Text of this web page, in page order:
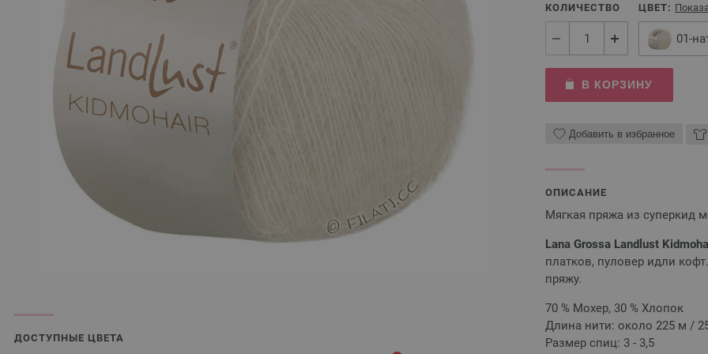
ДОСТУПНЫЕ ЦВЕТА
КОЛИЧЕСТВО ЦВЕТ:
01-
В КОРЗИНУ
Добавить в избранное
ОПИСАНИЕ
Мягкая пряжа из суперкид
Lana Grossa Landlust
платков, пуловер идли
пряжу.
70 % Мохер, 30 % Хлопок
Длина нити: около 225 м /
Размер спиц: 3 - 3,5